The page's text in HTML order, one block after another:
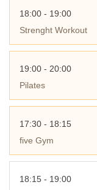
18:00 - 19:00
Strenght Workout
19:00 - 20:00
Pilates
17:30 - 18:15
five Gym
18:15 - 19:00